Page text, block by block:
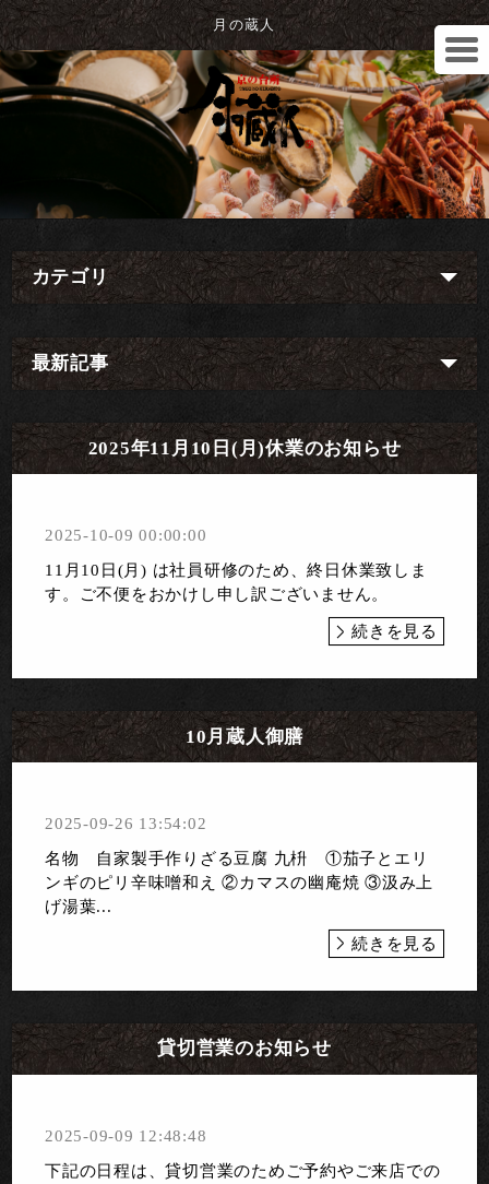
月の蔵人
カテゴリ
最新記事
2025年11月10日(月)休業のお知らせ
2025-10-09 00:00:00
11月10日(月) は社員研修のため、終日休業致しま
す。ご不便をおかけし申し訳ございません。
続きを見る
10月蔵人御膳
2025-09-26 13:54:02
名物 自家製手作りざる豆腐 九枡 ①茄子とエリ
ンギのピリ辛味噌和え ②カマスの幽庵焼 ③汲み上
げ湯葉...
続きを見る
貸切営業のお知らせ
2025-09-09 12:48:48
下記の日程は、貸切営業のためご予約やご来店での